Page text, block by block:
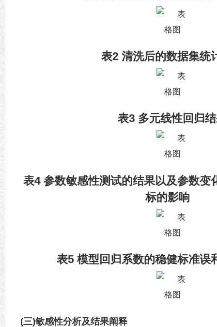
表2 清洗后的数据集统
表3 多元线性回归
表4 参数敏感性测试的结果以及参数变
标的影响
表5 模型回归系数的稳健标准误
(三)敏感性分析及结果阐释